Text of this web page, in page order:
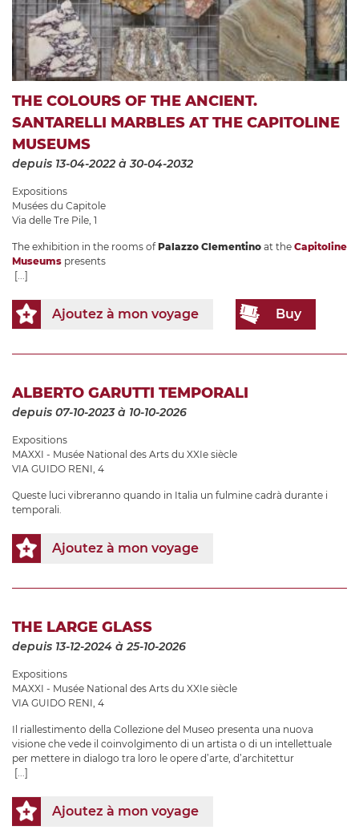
THE COLOURS OF THE ANCIENT.
SANTARELLI MARBLES AT THE CAPITOLINE
MUSEUMS
depuis 13-04-2022 à 30-04-2032
Expositions
Musées du Capitole
Via delle Tre Pile, 1
The exhibition in the rooms ofPalazzo Clementino at the Capitoline
Museums presents
[...]
Ajoutez à mon voyage Buy
ALBERTO GARUTTI TEMPORALI
depuis 07-10-2023à 10-10-2026
Expositions
MAXXI - Musée National des Arts du XXIe siècle
VIA GUIDO RENI, 4
Queste luci vibreranno quando in Italia un fulmine cadrà durante i
temporali.
Ajoutez à mon voyage
THE LARGE GLASS
depuis 13-12-2024 à 25-10-2026
Expositions
MAXXI - Musée National des Arts du XXIe siècle
VIA GUIDO RENI, 4
Il riallestimento della Collezione del Museo presenta una nuova
visione che vede il coinvolgimento di un artista o di un intellettuale
per mettere in dialogo tra loro le opere d’arte, d’architettur
[...]
Ajoutez à mon voyage